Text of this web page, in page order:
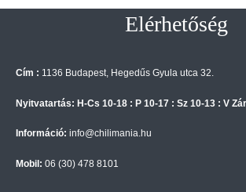
Elérhetőség
Cím : 1136 Budapest, Hegedűs Gyula utca 32.
Nyitvatartás: H-Cs 10-18 : P 10-17 : Sz 10-13 : V
Információ: info@chilimania.hu
Mobil: 06 (30) 478 8101